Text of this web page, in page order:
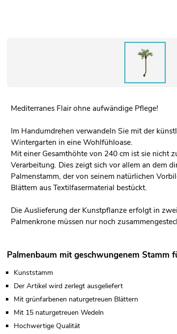
Mediterranes Flair ohne aufwändige Pflege!
Im Handumdrehen verwandeln Sie mit der
Wintergarten in eine Wohlfühloase.
Mit einer Gesamthöhte von 240 cm ist sie nicht
Verarbeitung. Dies zeigt sich vor allem an dem
Palmenstamm, der von seinem natürlichen
Blättern aus Textilfasermaterial bestückt.
Die Auslieferung der Kunstpflanze erfolgt in
Palmenkrone müssen nur noch
Palmenbaum mit geschwungenem Stamm
Kunststamm
Der Artikel wird zerlegt ausgeliefert
Mit grünfarbenen naturgetreuen Blättern
Mit 15 naturgetreuen Wedeln
Hochwertige Qualität